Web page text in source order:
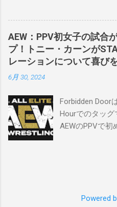
ケバンのレス
の子供のように
新のショーは5
子プロレスリー
し、5試合のカ
野が見守る中、
にタイトル防衛
レスラーには無
スケバンがど
を防衛するこ
曜日のROHで
ら活動を休止し
ストーリー上の
女子世界チャ
我の恐怖に苦
Dishonorでタイ
ド・ベルベッド
座の防衛戦を行
Championship
ていません。
AEW：PPV初女子の試合
プ！トニー・カーンが
レーションについて喜びを
6月 30, 2024
Forbidden Door
Hourでのタッグ
AEWのPPVで
行われたメデ
ンについて話
Powered